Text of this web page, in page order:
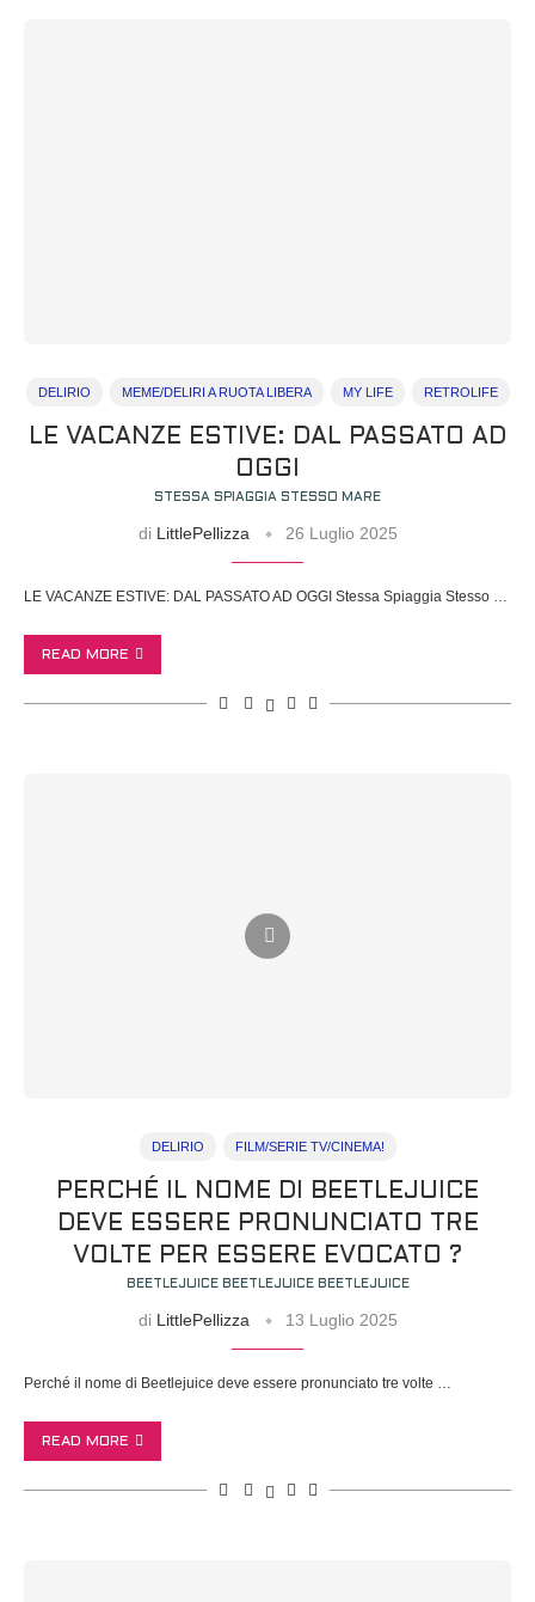
DELIRIO MEME/DELIRI A RUOTA LIBERA MY LIFE RETROLIFE
LE VACANZE ESTIVE: DAL PASSATO AD
OGGI
STESSA SPIAGGIA STESSO MARE
di LittlePellizza 26 Luglio 2025
LE VACANZE ESTIVE: DAL PASSATO AD OGGI Stessa Spiaggia Stesso …
READ MORE
DELIRIO FILM/SERIE TV/CINEMA!
PERCHÉ IL NOME DI BEETLEJUICE
DEVE ESSERE PRONUNCIATO TRE
VOLTE PER ESSERE EVOCATO ?
BEETLEJUICE BEETLEJUICE BEETLEJUICE
di LittlePellizza 13 Luglio 2025
Perché il nome di Beetlejuice deve essere pronunciato tre volte …
READ MORE